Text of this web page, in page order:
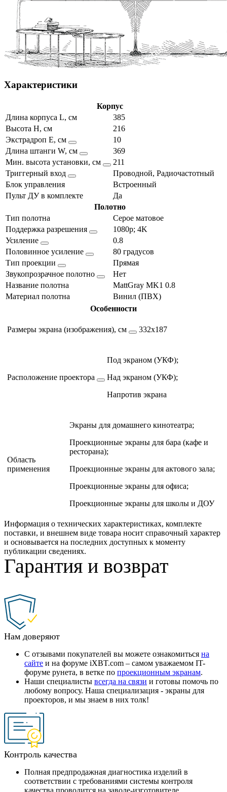
Характеристики
Корпус
Длина корпуса L, см
385
Высота H, см
216
Экстрадроп E, см
10
Длина штанги W, см
369
Мин. высота установки, см
211
Триггерный вход
Проводной, Радиочастотный
Блок управления
Встроенный
Пульт ДУ в комплекте
Да
Полотно
Тип полотна
Серое матовое
Поддержка разрешения
1080p; 4K
Усиление
0.8
Половинное усиление
80 градусов
Тип проекции
Прямая
Звукопрозрачное полотно
Нет
Название полотна
MattGray MK1 0.8
Материал полотна
Винил (ПВХ)
Особенности
Размеры экрана (изображения), см 332х187
Расположение проектора
Под экраном (УКФ);
Над экраном (УКФ);
Напротив экрана
Область
применения
Экраны для домашнего кинотеатра;
Проекционные экраны для бара (кафе и
ресторана);
Проекционные экраны для актового зала;
Проекционные экраны для офиса;
Проекционные экраны для школы и ДОУ
Информация о технических характеристиках, комплекте
поставки, и внешнем виде товара носит справочный характер
и основывается на последних доступных к моменту
публикации сведениях.
Гарантия и возврат
Нам доверяют
С отзывами покупателей вы можете ознакомиться на
сайте и на форуме iXBT.com – самом уважаемом IT-
форуме рунета, в ветке по проекционным экранам.
Наши специалисты всегда на связи и готовы помочь по
любому вопросу. Наша специализация - экраны для
проекторов, и мы знаем в них толк!
Контроль качества
Полная предпродажная диагностика изделий в
соответствии с требованиями системы контроля